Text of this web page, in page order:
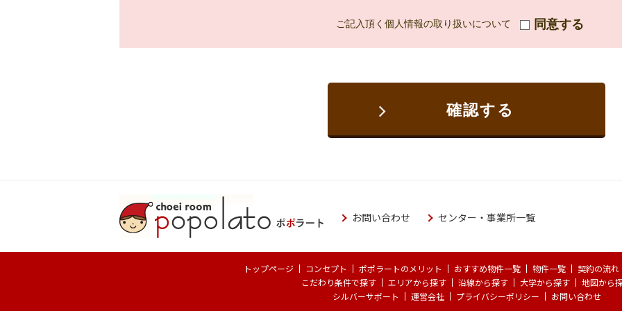
ご記入頂く個人情報の取り扱いについて 同意する
確認する
お問い合わせ センター・事業所一覧
トップページ コンセプト ポポラートのメリット おすすめ物件一覧 物件一覧 契約の流れ
こだわり条件で探す
エリアから探す 沿線から探す 大学から探す
地図から
シルバーサポート
運営会社 プライバシーポリシー お問い合わせ